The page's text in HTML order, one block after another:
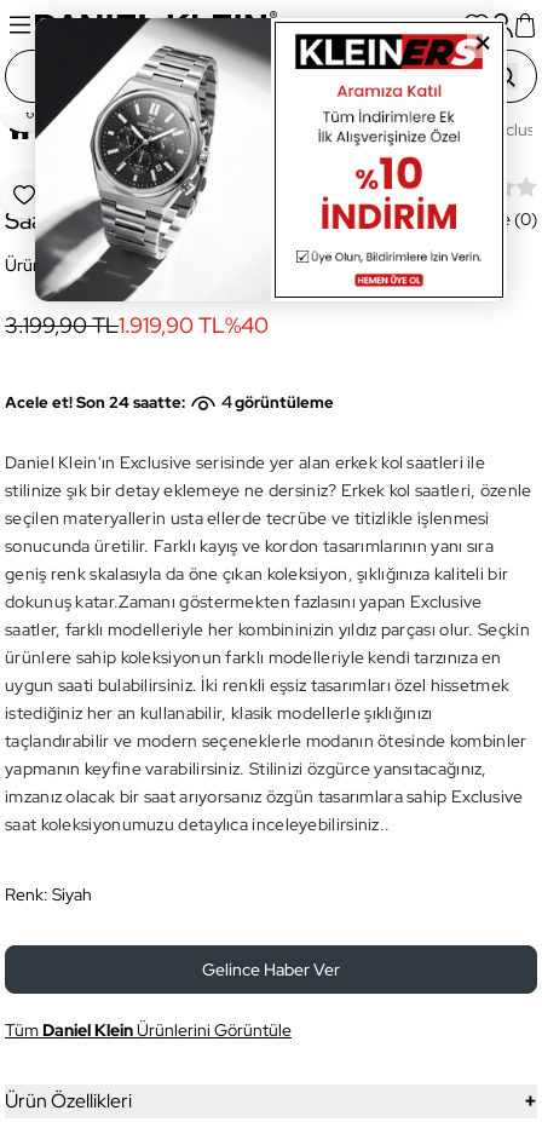
Ana Sayfa Saatler Erkek Saat DKE.1.10681-6
Favoriye Ekle
Paylaş
DKE.1.10681-6 Exclusive Erkek Kol
Saati
Ürün Kodu:DKE.1.10681-6
Değerlendirme (0)
3.199,90 TL1.919,90 TL%40
Acele et! Son 24 saatte: 4görüntüleme
Daniel Klein'ın Exclusive serisinde yer alan erkek kol saatleri ile
stilinize şık bir detay eklemeye ne dersiniz? Erkek kol saatleri, özenle
seçilen materyallerin usta ellerde tecrübe ve titizlikle işlenmesi
sonucunda üretilir. Farklı kayış ve kordon tasarımlarının yanı sıra
geniş renk skalasıyla da öne çıkan koleksiyon, şıklığınıza kaliteli bir
dokunuş katar.Zamanı göstermekten fazlasını yapan Exclusive
saatler, farklı modelleriyle her kombininizin yıldız parçası olur. Seçkin
ürünlere sahip koleksiyonun farklı modelleriyle kendi tarzınıza en
uygun saati bulabilirsiniz. İki renkli eşsiz tasarımları özel hissetmek
istediğiniz her an kullanabilir, klasik modellerle şıklığınızı
taçlandırabilir ve modern seçeneklerle modanın ötesinde kombinler
yapmanın keyfine varabilirsiniz. Stilinizi özgürce yansıtacağınız,
imzanız olacak bir saat arıyorsanız özgün tasarımlara sahip Exclusive
saat koleksiyonumuzu detaylıca inceleyebilirsiniz..
Renk: Siyah
Gelince Haber Ver
TümDaniel KleinÜrünlerini Görüntüle
Ürün Özellikleri +